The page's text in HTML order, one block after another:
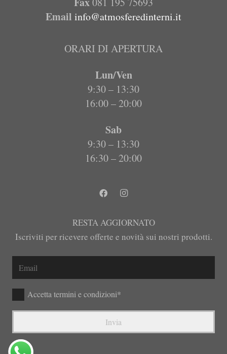
Email info@atmosferedinterni.it
ORARI DI APERTURA
Lun/Ven
9:30 – 13:30
16:00 – 20:00
Sab
9:30 – 13:30
16:30 – 20:00
RESTA AGGIORNATO
Iscriviti per ricevere offerte e novità sui nostri prodotti.
Accetta termini e condizioni*
Invia